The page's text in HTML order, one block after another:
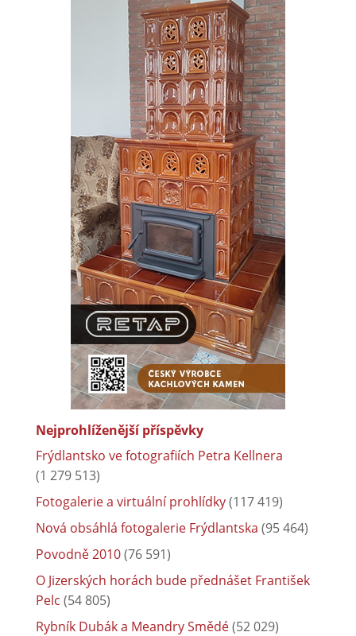
Nejprohlíženější příspěvky
Frýdlantsko ve fotografiích Petra Kellnera
(1 279 513)
Fotogalerie a virtuální prohlídky(117 419)
Nová obsáhlá fotogalerie Frýdlantska (95 464)
Povodně 2010(76 591)
O Jizerských horách bude přednášet František
Pelc (54 805)
Rybník Dubák a Meandry Smědé(52 029)